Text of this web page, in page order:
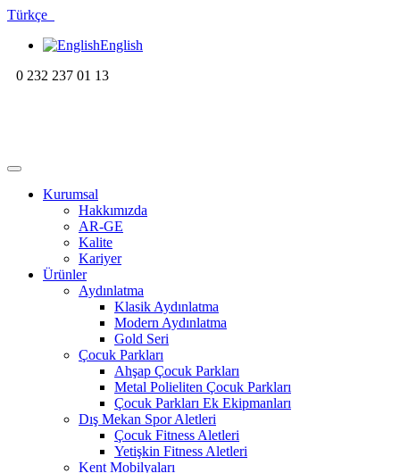
Türkçe
English
0 232 237 01 13
Kurumsal
Hakkımızda
AR-GE
Kalite
Kariyer
Ürünler
Aydınlatma
Klasik Aydınlatma
Modern Aydınlatma
Gold Seri
Çocuk Parkları
Ahşap Çocuk Parkları
Metal Polieliten Çocuk Parkları
Çocuk Parkları Ek Ekipmanları
Dış Mekan Spor Aletleri
Çocuk Fitness Aletleri
Yetişkin Fitness Aletleri
Kent Mobilyaları